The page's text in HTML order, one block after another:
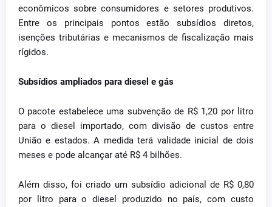
econômicos sobre consumidores e setores produtivos.
Entre os principais pontos estão subsídios diretos,
isenções tributárias e mecanismos de fiscalização mais
rígidos.
Subsídios ampliados para diesel e gás
O pacote estabelece uma subvenção de R$ 1,20 por litro
para o diesel importado, com divisão de custos entre
União e estados. A medida terá validade inicial de dois
meses e pode alcançar até R$ 4 bilhões.
Além disso, foi criado um subsídio adicional de R$ 0,80
por litro para o diesel produzido no país, com custo